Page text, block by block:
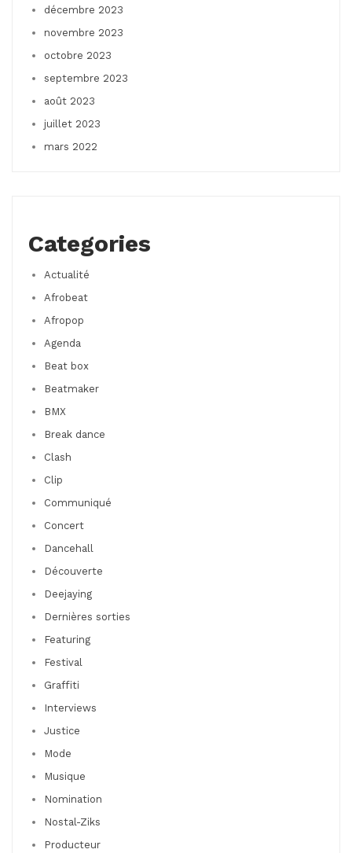
décembre 2023
novembre 2023
octobre 2023
septembre 2023
août 2023
juillet 2023
mars 2022
Categories
Actualité
Afrobeat
Afropop
Agenda
Beat box
Beatmaker
BMX
Break dance
Clash
Clip
Communiqué
Concert
Dancehall
Découverte
Deejaying
Dernières sorties
Featuring
Festival
Graffiti
Interviews
Justice
Mode
Musique
Nomination
Nostal-Ziks
Producteur